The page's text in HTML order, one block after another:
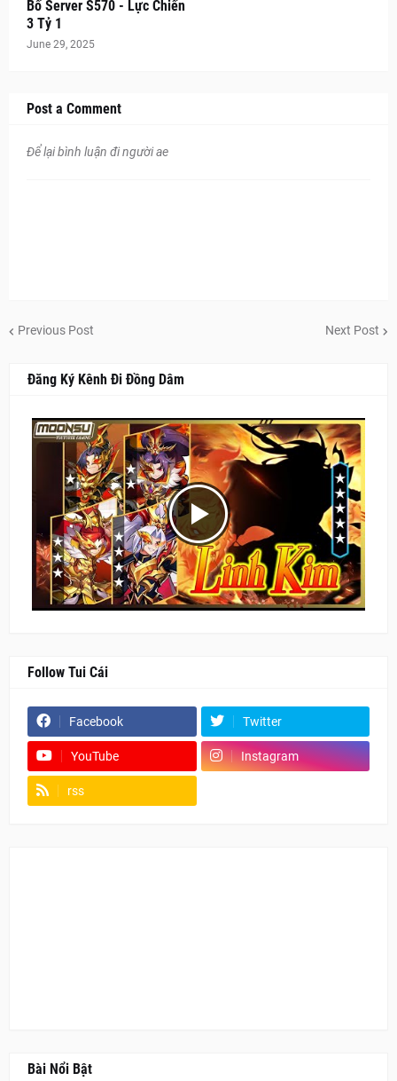
Bố Server S570 - Lực Chiến
3 Tỷ 1
June 29, 2025
Post a Comment
Để lại bình luận đi người ae
Previous Post Next Post
Đăng Ký Kênh Đi Đồng Dâm
Follow Tui Cái
Facebook Twitter
YouTube Instagram
rss
Bài Nổi Bật